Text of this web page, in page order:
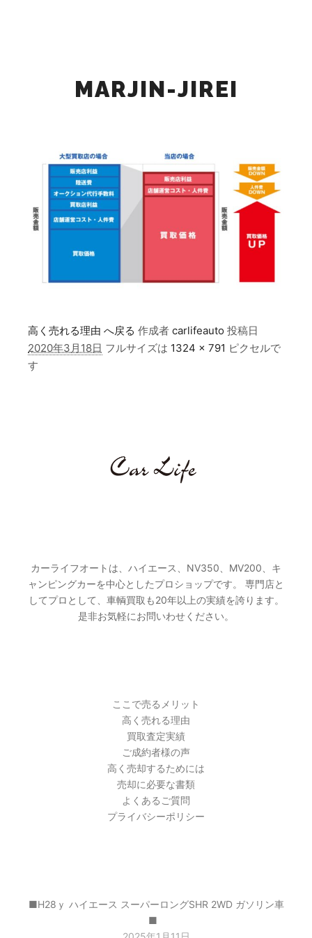
MARJIN-JIREI
高く売れる理由 へ戻る 作成者 carlifeauto 投稿日
2020年3月18日 フルサイズは 1324 × 791 ピクセルで
す
カーライフオートは、ハイエース、NV350、MV200、キ
ャンピングカーを中心としたプロショップです。 専門店と
してプロとして、車輌買取も20年以上の実績を誇ります。
是非お気軽にお問いわせください。
ここで売るメリット
高く売れる理由
買取査定実績
ご成約者様の声
高く売却するためには
売却に必要な書類
よくあるご質問
プライバシーポリシー
■H28ｙ ハイエース スーパーロングSHR 2WD ガソリン車
■